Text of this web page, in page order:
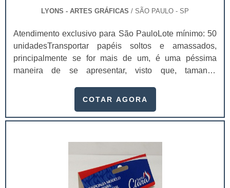
LYONS - ARTES GRÁFICAS / SÃO PAULO - SP
Atendimento exclusivo para São PauloLote mínimo: 50
unidadesTransportar papéis soltos e amassados,
principalmente se for mais de um, é uma péssima
maneira de se apresentar, visto que, tamanha
negócio. E tudo isso pode ser feito com o uso de pastas
documentos necessários de modo que nenhum venha
material, como por exemplo uma proposta de um
COTAR AGORA